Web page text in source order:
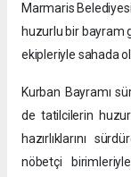
Marmaris
huzurlu bir bayram
ekipleriyle sahada
Kurban Bayramı
de tatilcilerin
hazırlıklarını
nöbetçi